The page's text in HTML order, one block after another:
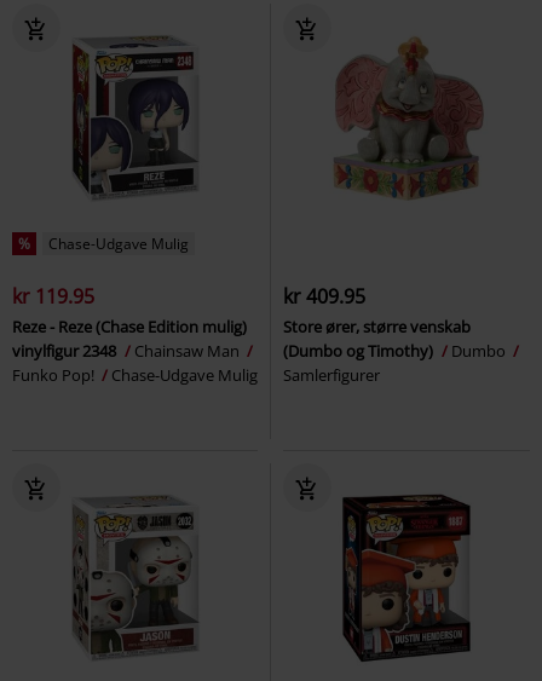
% Chase-Udgave Mulig
kr 119.95
Reze - Reze (Chase Edition mulig)
vinylfigur 2348
Chainsaw Man
Funko Pop!
Chase-Udgave Mulig
kr 409.95
Store ører, større venskab
(Dumbo og Timothy)
Dumbo
Samlerfigurer